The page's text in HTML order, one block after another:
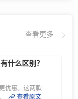
查看更多
什么区别？
优惠。这两款
查看原文